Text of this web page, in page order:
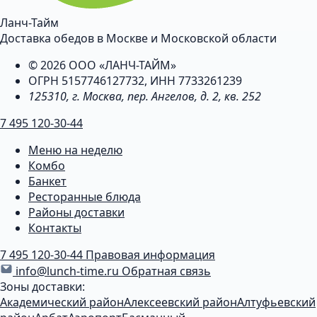
Ланч-Тайм
Доставка обедов в Москве и Московской области
© 2026 ООО «ЛАНЧ-ТАЙМ»
ОГРН 5157746127732, ИНН 7733261239
125310, г. Москва, пер. Ангелов, д. 2, кв. 252
7 495 120-30-44
Меню на неделю
Комбо
Банкет
Ресторанные блюда
Районы доставки
Контакты
7 495 120-30-44 Правовая информация
info@lunch-time.ru Обратная связь
Зоны доставки:
Академический районАлексеевский районАлтуфьевский